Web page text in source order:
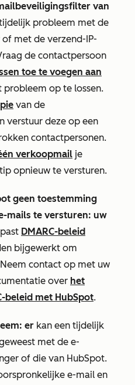
van
probleem met de
met de verzend-IP-
de contactpersoon
toe te voegen aan
probleem op te lossen.
van de
verstuur deze op een
contactpersonen.
verkoopmail je
opnieuw te versturen.
geen toestemming
mails te versturen: uw
DMARC-beleid
bijgewerkt om
contact op met uw
over het
beleid met HubSpot.
er kan een tijdelijk
met de e-
of die van HubSpot.
e-mail en